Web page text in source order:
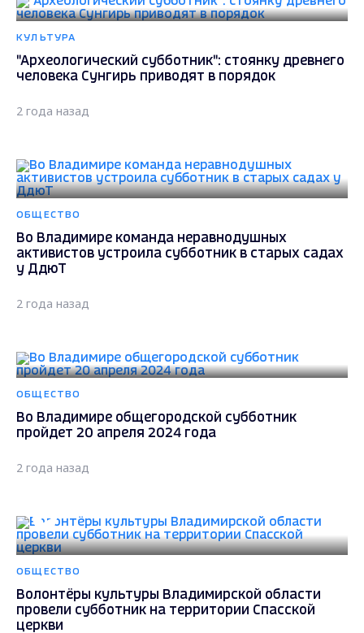
КУЛЬТУРА
"Археологический субботник": стоянку древнего
человека Сунгирь приводят в порядок
2 года назад
ОБЩЕСТВО
Во Владимире команда неравнодушных
активистов устроила субботник в старых садах
у ДдюТ
2 года назад
ОБЩЕСТВО
Во Владимире общегородской субботник
пройдет 20 апреля 2024 года
2 года назад
ОБЩЕСТВО
Волонтёры культуры Владимирской области
провели субботник на территории Спасской
церкви